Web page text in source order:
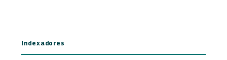
Indexadores